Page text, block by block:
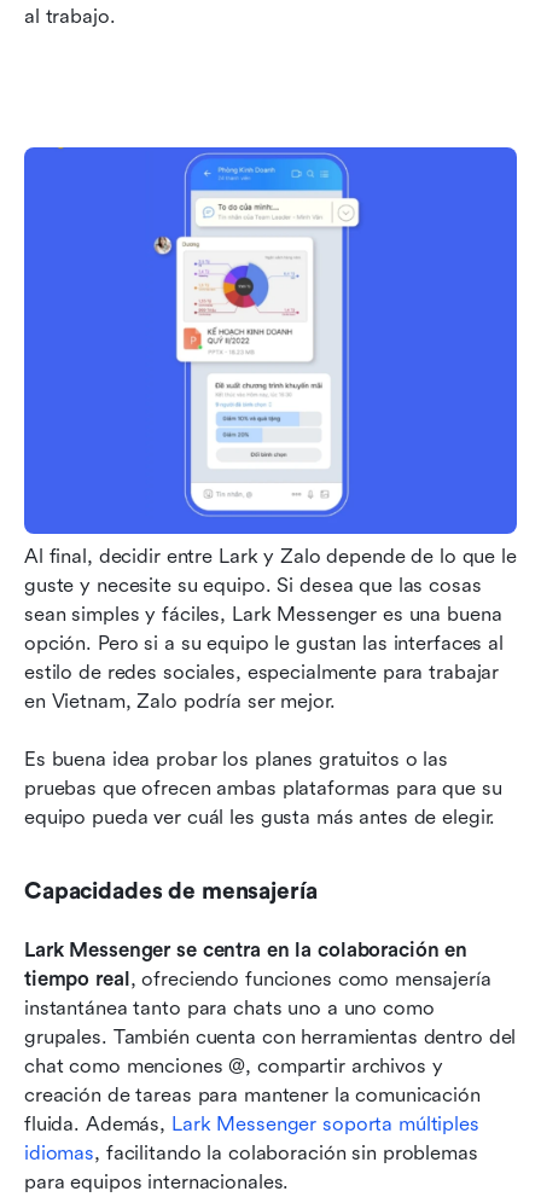
al trabajo.
Al final, decidir entre Lark y Zalo depende de lo que le
guste y necesite su equipo. Si desea que las cosas
sean simples y fáciles, Lark Messenger es una buena
opción. Pero si a su equipo le gustan las interfaces al
estilo de redes sociales, especialmente para trabajar
en Vietnam, Zalo podría ser mejor.
Es buena idea probar los planes gratuitos o las
pruebas que ofrecen ambas plataformas para que su
equipo pueda ver cuál les gusta más antes de elegir.
Capacidades de mensajería
Lark Messenger se centra en la colaboración en
tiempo real, ofreciendo funciones como mensajería
instantánea tanto para chats uno a uno como
grupales. También cuenta con herramientas dentro del
chat como menciones @, compartir archivos y
creación de tareas para mantener la comunicación
fluida. Además, Lark Messenger soporta múltiples
idiomas, facilitando la colaboración sin problemas
para equipos internacionales.